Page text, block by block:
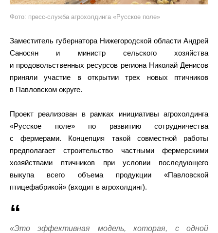
Фото: пресс-служба агрохолдинга «Русское поле»
Заместитель губернатора Нижегородской области Андрей
Саносян и министр сельского хозяйства
и продовольственных ресурсов региона Николай Денисов
приняли участие в открытии трех новых птичников
в Павловском округе.
Проект реализован в рамках инициативы агрохолдинга
«Русское поле» по развитию сотрудничества
с фермерами. Концепция такой совместной работы
предполагает строительство частными фермерскими
хозяйствами птичников при условии последующего
выкупа всего объема продукции «Павловской
птицефабрикой» (входит в агрохолдинг).
«Это эффективная модель, которая, с одной